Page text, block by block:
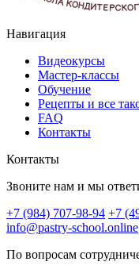
Навигация
Видеокурсы
Мастер-классы
Обучение
Рецепты и все
FAQ
Контакты
Контакты
Звоните нам и мы
+7 (984) 707-98-94 +7
info@pastry-school.online
По вопросам